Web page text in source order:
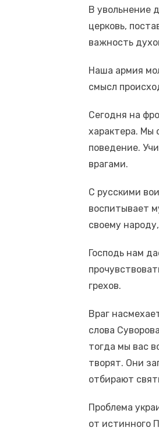
В увольнение
церковь,
важность
Наша армия
смысл
Сегодня на
характера. Мы
поведение.
врагами.
С русскими
воспитывает
своему
Господь нам
грехов.
Враг
слова
тогда мы вас
творят. Они
отбирают
Проблема
от истинного